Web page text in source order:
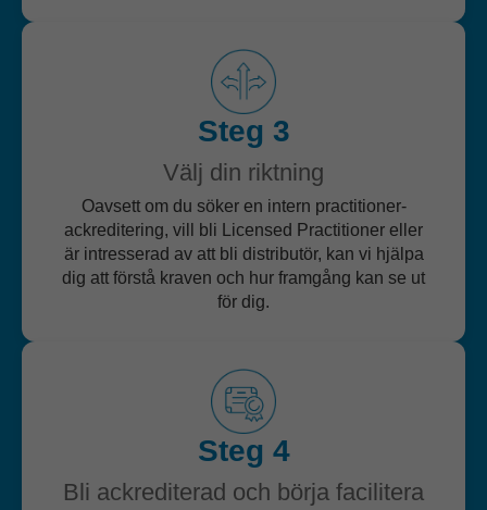
Steg 3
Välj din riktning
Oavsett om du söker en intern practitioner-
ackreditering, vill bli Licensed Practitioner eller
är intresserad av att bli distributör, kan vi hjälpa
dig att förstå kraven och hur framgång kan se ut
för dig.
Steg 4
Bli ackrediterad och börja facilitera